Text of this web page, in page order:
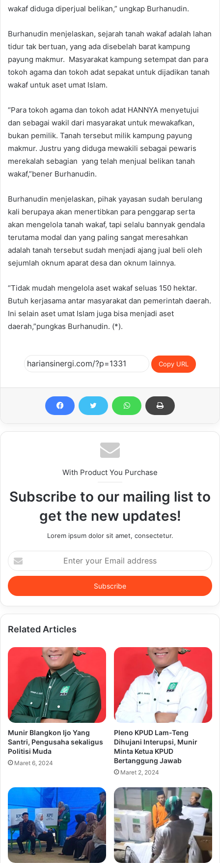
wakaf diduga diperjual belikan,” ungkap Burhanudin.
Burhanudin menjelaskan, sejarah tanah wakaf adalah lahan
tidur tak bertuan, yang ada disebelah barat kampung
payung makmur. Masyarakat kampung setempat dan para
tokoh agama dan tokoh adat sepakat untuk dijadikan tanah
wakaf untuk aset umat Islam.
“Para tokoh agama dan tokoh adat HANNYA menyetujui
dan sebagai wakil dari masyarakat untuk mewakafkan,
bukan pemilik. Tanah tersebut milik kampung payung
makmur. Justru yang diduga mewakili sebagai pewaris
merekalah sebagian yang telah menjual belikan tanah
wakaf,”bener Burhanudin.
Burhanudin menjelaskan, pihak yayasan sudah berulang
kali berupaya akan menertibkan para penggarap serta
akan mengelola tanah wakaf, tapi selalu bannyak gendala
terutama modal dan yang paling sangat meresahkan
adalah tanah tersebut sudah menjadi ajang jual beli oleh
sejumlah oknum aparat desa dan oknum lainnya.
“Tidak mudah mengelola aset wakaf seluas 150 hektar.
Butuh kerjasama antar masyarakat dan pemerintah daerah.
Ini selain aset umat Islam juga bisa menjadi aset
daerah,”pungkas Burhanudin. (*).
Copy URL
With Product You Purchase
Subscribe to our mailing list to
get the new updates!
Lorem ipsum dolor sit amet, consectetur.
Enter
your
Email
address
Related Articles
Munir Blangkon Ijo Yang
Santri, Pengusaha sekaligus
Politisi Muda
Maret 6, 2024
Pleno KPUD Lam-Teng
Dihujani Interupsi, Munir
Minta Ketua KPUD
Bertanggung Jawab
Maret 2, 2024